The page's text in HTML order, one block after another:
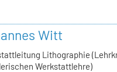
Witt
Lithographie
Werkstattlehre)